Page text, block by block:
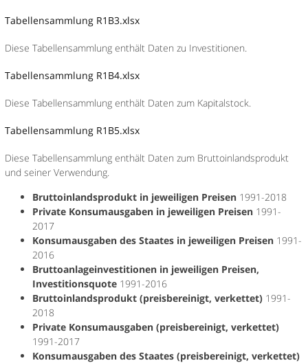
Tabellensammlung R1B3.xlsx
Diese Tabellensammlung enthält Daten zu Investitionen.
Tabellensammlung R1B4.xlsx
Diese Tabellensammlung enthält Daten zum Kapitalstock.
Tabellensammlung R1B5.xlsx
Diese Tabellensammlung enthält Daten zum Bruttoinlandsprodukt
und seiner Verwendung.
Bruttoinlandsprodukt in jeweiligen Preisen 1991-2018
Private Konsumausgaben in jeweiligen Preisen 1991-
2017
Konsumausgaben des Staates in jeweiligen Preisen 1991-
2016
Bruttoanlageinvestitionen in jeweiligen Preisen,
Investitionsquote 1991-2016
Bruttoinlandsprodukt (preisbereinigt, verkettet) 1991-
2018
Private Konsumausgaben (preisbereinigt, verkettet)
1991-2017
Konsumausgaben des Staates (preisbereinigt, verkettet)